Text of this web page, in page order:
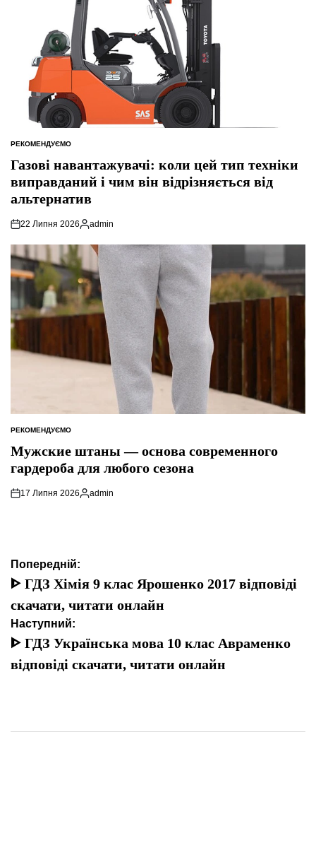
ОПУБЛІКУВАТИ
РЕКОМЕНДУЄМО
Газові навантажувачі: коли цей тип техніки
виправданий і чим він відрізняється від
альтернатив
22 Липня 2026
Опубліковано
admin
ОПУБЛІКУВАТИ
РЕКОМЕНДУЄМО
Мужские штаны — основа современного
гардероба для любого сезона
17 Липня 2026
Опубліковано
admin
Навігація
записів
Попередній:
ᐈ ГДЗ Хімія 9 клас Ярошенко 2017 відповіді
скачати, читати онлайн
Наступний:
ᐈ ГДЗ Українська мова 10 клас Авраменко
відповіді скачати, читати онлайн